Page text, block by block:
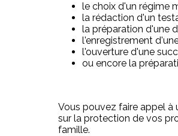
le choix d'un régime
la rédaction d'un
la préparation d'une
l'enregistrement
l'ouverture d'une
ou encore la
Vous pouvez faire appel à
sur la protection de vos
famille.